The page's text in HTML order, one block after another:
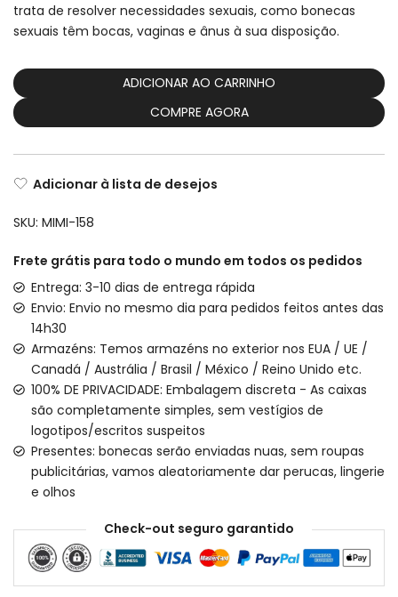
trata de resolver necessidades sexuais, como bonecas
sexuais têm bocas, vaginas e ânus à sua disposição.
ADICIONAR AO CARRINHO
COMPRE AGORA
Adicionar à lista de desejos
SKU: MIMI-158
Frete grátis para todo o mundo em todos os pedidos
Entrega: 3-10 dias de entrega rápida
Envio: Envio no mesmo dia para pedidos feitos antes das
14h30
Armazéns: Temos armazéns no exterior nos EUA / UE /
Canadá / Austrália / Brasil / México / Reino Unido etc.
100% DE PRIVACIDADE: Embalagem discreta - As caixas
são completamente simples, sem vestígios de
logotipos/escritos suspeitos
Presentes: bonecas serão enviadas nuas, sem roupas
publicitárias, vamos aleatoriamente dar perucas, lingerie
e olhos
Check-out seguro garantido